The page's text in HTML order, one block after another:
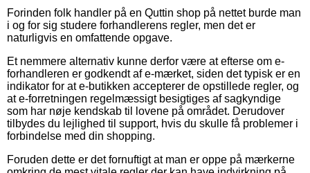
Forinden folk handler på en Quttin shop på nettet burde man
i og for sig studere forhandlerens regler, men det er
naturligvis en omfattende opgave.
Et nemmere alternativ kunne derfor være at efterse om e-
forhandleren er godkendt af e-mærket, siden det typisk er en
indikator for at e-butikken accepterer de opstillede regler, og
at e-forretningen regelmæssigt besigtiges af sagkyndige
som har nøje kendskab til lovene på området. Derudover
tilbydes du lejlighed til support, hvis du skulle få problemer i
forbindelse med din shopping.
Foruden dette er det fornuftigt at man er oppe på mærkerne